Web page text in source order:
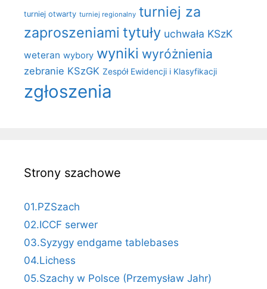
turniej otwarty turniej regionalny turniej za
zaproszeniami tytuły uchwała KSzK
weteran wybory wyniki wyróżnienia
zebranie KSzGK Zespół Ewidencji i Klasyfikacji
zgłoszenia
Strony szachowe
01.PZSzach
02.ICCF serwer
03.Syzygy endgame tablebases
04.Lichess
05.Szachy w Polsce (Przemysław Jahr)